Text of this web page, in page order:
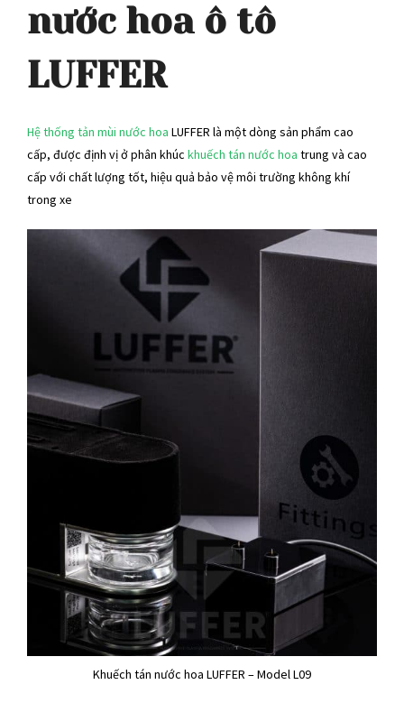
nước hoa ô tô
LUFFER
Hệ thống tản mùi nước hoa LUFFER là một dòng sản phẩm cao
cấp, được định vị ở phân khúc khuếch tán nước hoa trung và cao
cấp với chất lượng tốt, hiệu quả bảo vệ môi trường không khí
trong xe
Khuếch tán nước hoa LUFFER – Model L09